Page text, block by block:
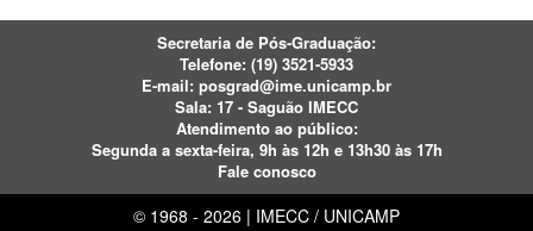
Secretaria de Pós-Graduação:
Telefone: (19) 3521-5933
E-mail: posgrad@ime.unicamp.br
Sala: 17 - Saguão IMECC
Atendimento ao público:
Segunda a sexta-feira, 9h às 12h e 13h30 às 17h
Fale conosco
© 1968 - 2026 | IMECC / UNICAMP